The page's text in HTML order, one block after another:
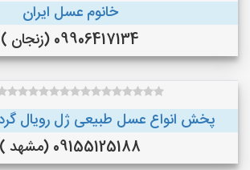
خانوم عسل ایران
09906417134 (زنجان )
پخش انواع عسل طبیعی ژل رویال
09155125188 (مشهد )